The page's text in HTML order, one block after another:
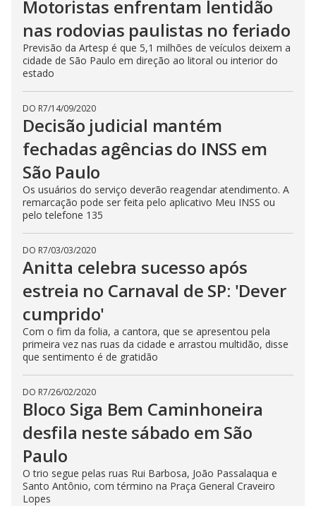
Motoristas enfrentam lentidão
nas rodovias paulistas no feriado
Previsão da Artesp é que 5,1 milhões de veículos deixem a
cidade de São Paulo em direção ao litoral ou interior do
estado
DO R7/14/09/2020
Decisão judicial mantém
fechadas agências do INSS em
São Paulo
Os usuários do serviço deverão reagendar atendimento. A
remarcação pode ser feita pelo aplicativo Meu INSS ou
pelo telefone 135
DO R7/03/03/2020
Anitta celebra sucesso após
estreia no Carnaval de SP: 'Dever
cumprido'
Com o fim da folia, a cantora, que se apresentou pela
primeira vez nas ruas da cidade e arrastou multidão, disse
que sentimento é de gratidão
DO R7/26/02/2020
Bloco Siga Bem Caminhoneira
desfila neste sábado em São
Paulo
O trio segue pelas ruas Rui Barbosa, João Passalaqua e
Santo Antônio, com término na Praça General Craveiro
Lopes